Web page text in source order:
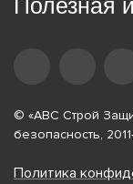
Полезная
© «АВС Строй
безопасность,
Политика